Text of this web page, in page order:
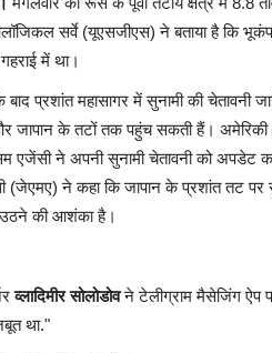
सर्वे (यूएसजीएस) ने बताया है कि भूकंप
में था।
प्रशांत महासागर में सुनामी की चेतावनी
के तटों तक पहुंच सकती हैं। अमेरिकी
एजेंसी ने अपनी सुनामी चेतावनी को
(जेएमए) ने कहा कि जापान के प्रशांत तट
की आशंका है।
व्लादिमीर सोलोडोवने टेलीग्राम मैसेजिंग ऐप
था."